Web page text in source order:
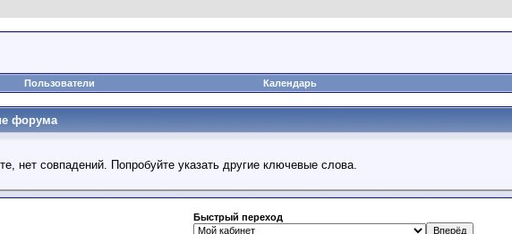
Пользователи Календарь
форума
нет совпадений. Попробуйте указать другие ключевые слова.
Быстрый переход